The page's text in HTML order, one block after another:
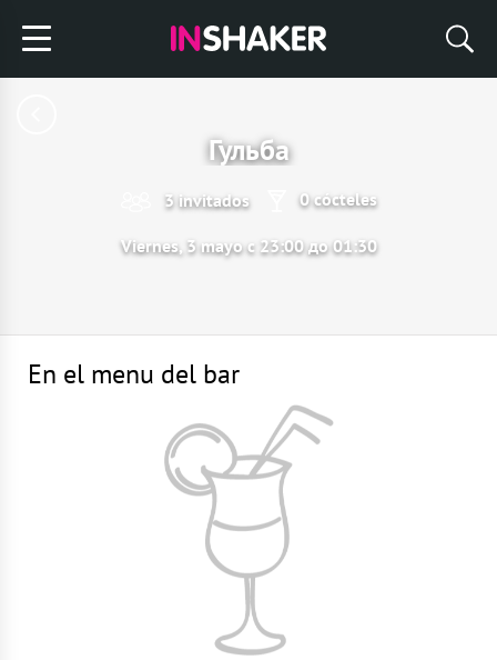
Гульба
3 invitados 0 cócteles
Viernes, 3 mayo с 23:00 до 01:30
En el menu del bar